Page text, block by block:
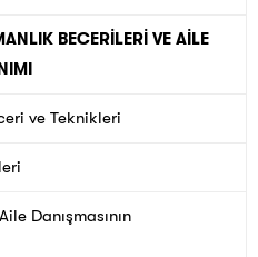
BECERİLERİ VE AİLE
ve Teknikleri
Danışmasının